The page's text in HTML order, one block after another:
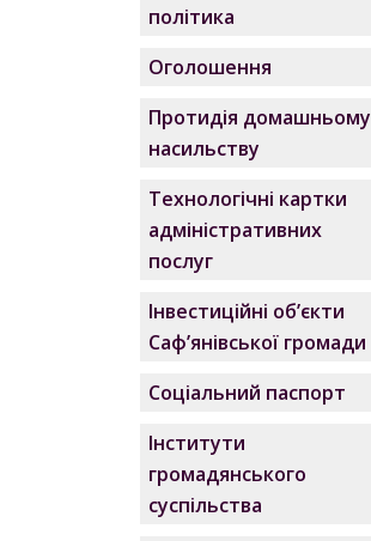
політика
Оголошення
Протидія домашньому
насильству
Технологічні картки
адміністративних
послуг
Інвестиційні об’єкти
Саф’янівської громади
Соціальний паспорт
Інститути
громадянського
суспільства